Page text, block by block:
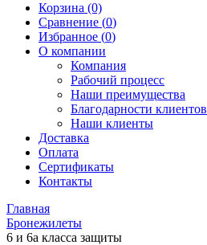
Корзина (0)
Сравнение (0)
Избранное (0)
О компании
Компания
Рабочий процесс
Наши преимущества
Благодарности клиентов
Наши клиенты
Доставка
Оплата
Сертификаты
Контакты
Главная
Бронежилеты
6 и 6а класса защиты